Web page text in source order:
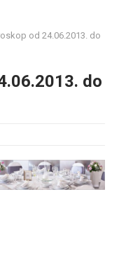
zauvek pamtiti
od 24.06.2013. do
do